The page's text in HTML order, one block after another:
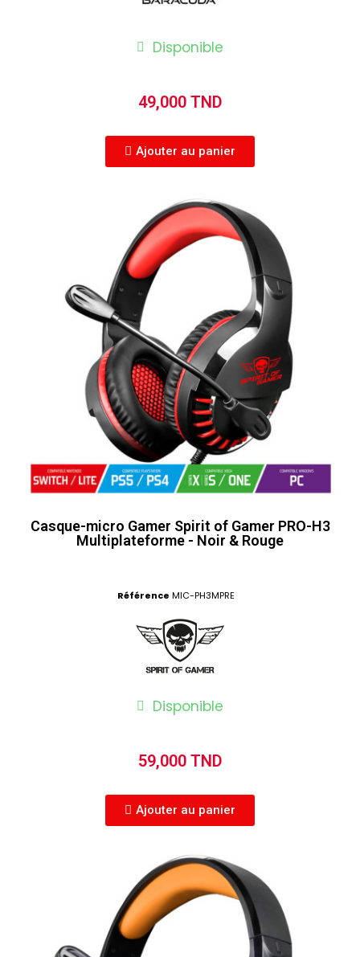
Disponible
49,000 TND
Ajouter au panier
Casque-micro Gamer Spirit of Gamer PRO-H3
Multiplateforme - Noir & Rouge
Référence MIC-PH3MPRE
Disponible
59,000 TND
Ajouter au panier